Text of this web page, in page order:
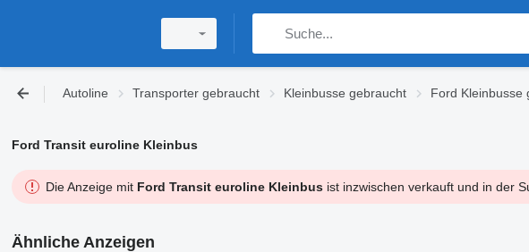
Autoline Transporter gebraucht Kleinbusse gebraucht Ford Kleinbusse
Ford Transit euroline Kleinbus
Die Anzeige mit Ford Transit euroline Kleinbusist inzwischen verkauft und in der
Ähnliche Anzeigen